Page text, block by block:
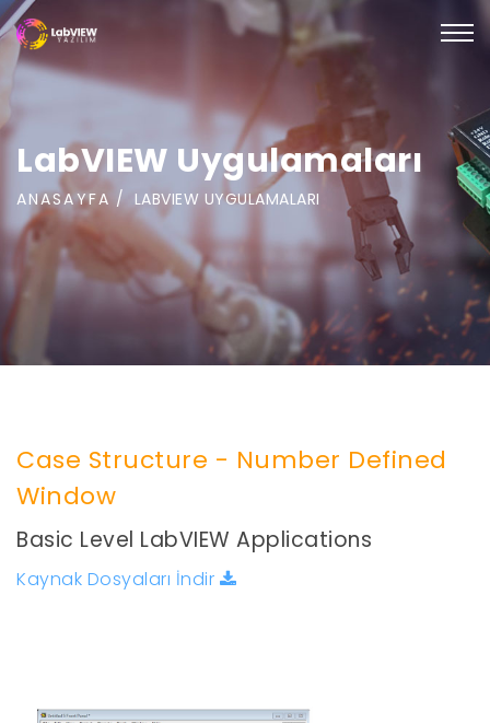
LabVIEW Uygulamaları
ANASAYFA LABVIEW UYGULAMALARI
Case Structure - Number Defined
Window
Basic Level LabVIEW Applications
Kaynak Dosyaları İndir